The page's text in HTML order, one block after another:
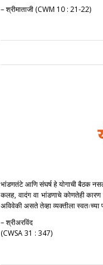
– श्रीमाताजी (CWM 10 : 21-22)
भांडणतंटे आणि संघर्ष हे योगाची बैठक
कलह, वादंग वा भांडणाचे कोणतेही
अविवेकी असते तेव्हा व्यक्तीला स्वतःच्या
– श्रीअरविंद
(CWSA 31 : 347)